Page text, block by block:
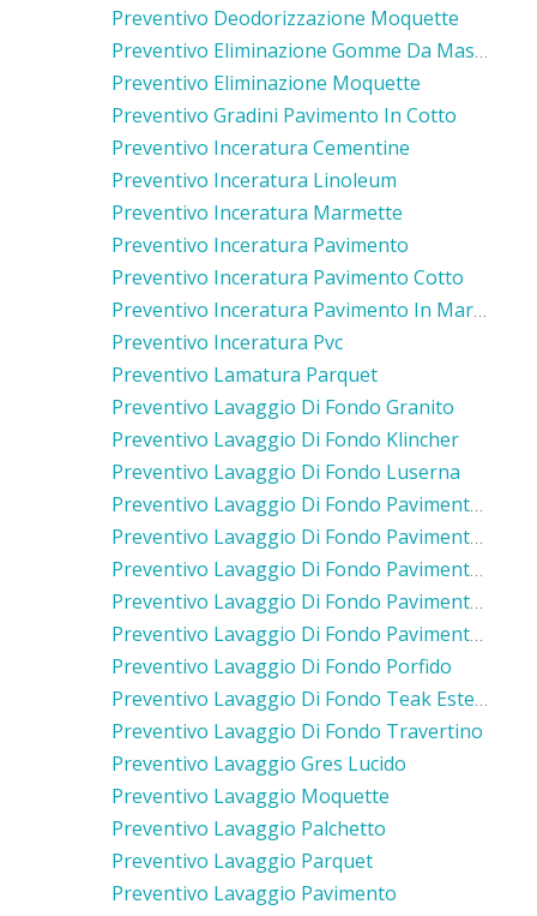
Preventivo Deodorizzazione Moquette
Preventivo Eliminazione Gomme Da Masticare Moquette
Preventivo Eliminazione Moquette
Preventivo Gradini Pavimento In Cotto
Preventivo Inceratura Cementine
Preventivo Inceratura Linoleum
Preventivo Inceratura Marmette
Preventivo Inceratura Pavimento
Preventivo Inceratura Pavimento Cotto
Preventivo Inceratura Pavimento In Marmo
Preventivo Inceratura Pvc
Preventivo Lamatura Parquet
Preventivo Lavaggio Di Fondo Granito
Preventivo Lavaggio Di Fondo Klincher
Preventivo Lavaggio Di Fondo Luserna
Preventivo Lavaggio Di Fondo Pavimento Cemento
Preventivo Lavaggio Di Fondo Pavimento Ceramica
Preventivo Lavaggio Di Fondo Pavimento Cotto
Preventivo Lavaggio Di Fondo Pavimento In Gres
Preventivo Lavaggio Di Fondo Pavimento In Pietra
Preventivo Lavaggio Di Fondo Porfido
Preventivo Lavaggio Di Fondo Teak Esterno
Preventivo Lavaggio Di Fondo Travertino
Preventivo Lavaggio Gres Lucido
Preventivo Lavaggio Moquette
Preventivo Lavaggio Palchetto
Preventivo Lavaggio Parquet
Preventivo Lavaggio Pavimento